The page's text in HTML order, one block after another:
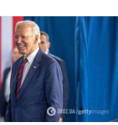
Джо Байдена назвала
про його
належної уваги
у Карпатах
чому ведучу